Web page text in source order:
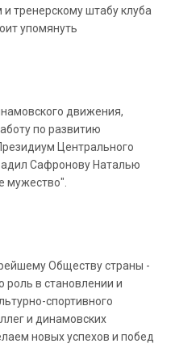
тренерскому штабу клуба
упомянуть
движения,
по развитию
Центрального
Сафронову Наталью
мужество".
Обществу страны -
в становлении и
спортивного
и динамовских
новых успехов и побед